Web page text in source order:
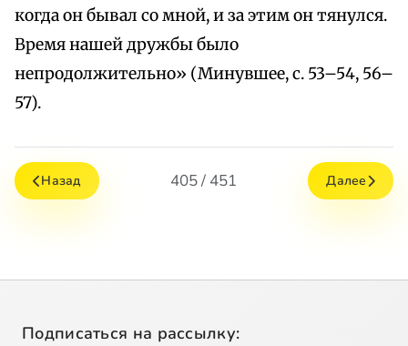
когда он бывал со мной, и за этим он тянулся.
Время нашей дружбы было
непродолжительно» (Минувшее, с. 53–54, 56–
57).
Назад 405 / 451 Далее
Подписаться на рассылку: